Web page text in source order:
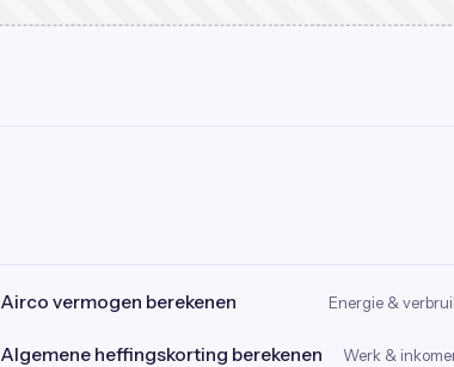
Airco vermogen berekenen Energie &
Algemene heffingskorting berekenen Werk &